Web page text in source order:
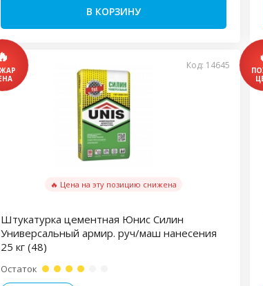
В КОРЗИНУ
Код: 14645
🔥 Цена на эту позицию снижена
Штукатурка цементная Юнис Силин
Универсальный армир. руч/маш нанесения
25 кг (48)
Остаток